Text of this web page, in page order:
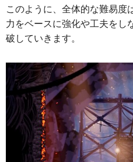
このように、全体的な難易度
力をベースに強化や工夫をし
破していきます。